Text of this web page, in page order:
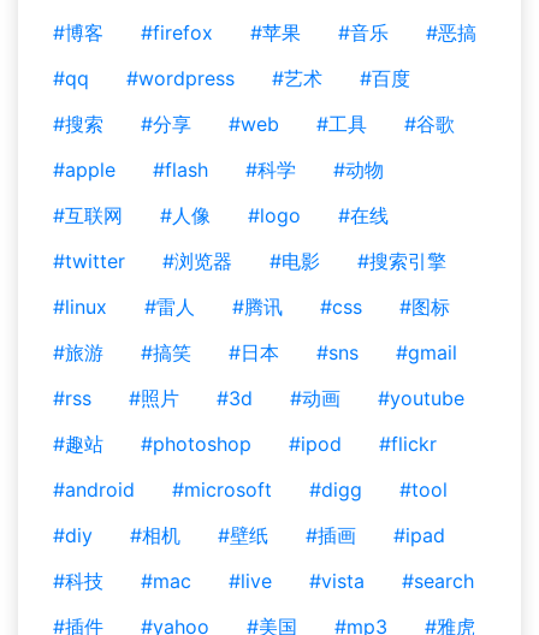
#博客
#firefox #苹果 #音乐
#恶搞
#qq
#wordpress #艺术
#百度
#搜索
#分享 #web #工具
#谷歌
#apple
#flash #科学
#动物
#互联网
#人像 #logo
#在线
#twitter
#浏览器 #电影
#搜索引擎
#linux
#雷人 #腾讯 #css
#图标
#旅游
#搞笑 #日本 #sns
#gmail
#rss
#照片 #3d #动画
#youtube
#趣站
#photoshop #ipod
#flickr
#android
#microsoft #digg
#tool
#diy
#相机 #壁纸 #插画
#ipad
#科技
#mac #live #vista
#search
#插件
#yahoo #美国 #mp3
#雅虎